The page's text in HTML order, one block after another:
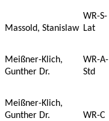
Massold, Stanislaw
WR-S-
Lat
Meißner-Klich,
Gunther Dr.
WR-A-
Std
Meißner-Klich,
Gunther Dr.
WR-C